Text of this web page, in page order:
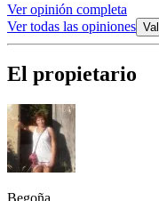
Ver opinión completa
Ver todas las opiniones
El propietario